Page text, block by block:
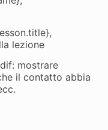
lezione
mostrare
il contatto abbia